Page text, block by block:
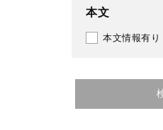
1997
1998
640
709
本文
本文情報有り